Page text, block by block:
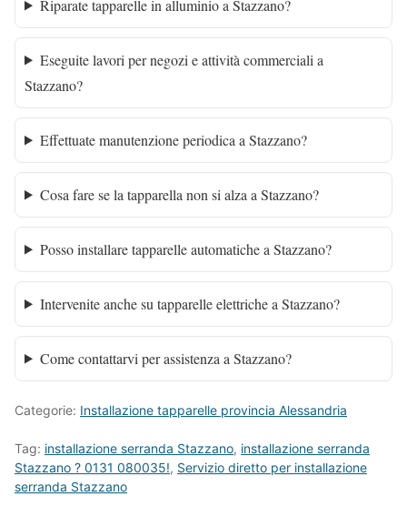
Riparate tapparelle in alluminio a Stazzano?
Eseguite lavori per negozi e attività commerciali a
Stazzano?
Effettuate manutenzione periodica a Stazzano?
Cosa fare se la tapparella non si alza a Stazzano?
Posso installare tapparelle automatiche a Stazzano?
Intervenite anche su tapparelle elettriche a Stazzano?
Come contattarvi per assistenza a Stazzano?
Categorie: Installazione tapparelle provincia Alessandria
Tag: installazione serranda Stazzano, installazione serranda
Stazzano ? 0131 080035!, Servizio diretto per installazione
serranda Stazzano